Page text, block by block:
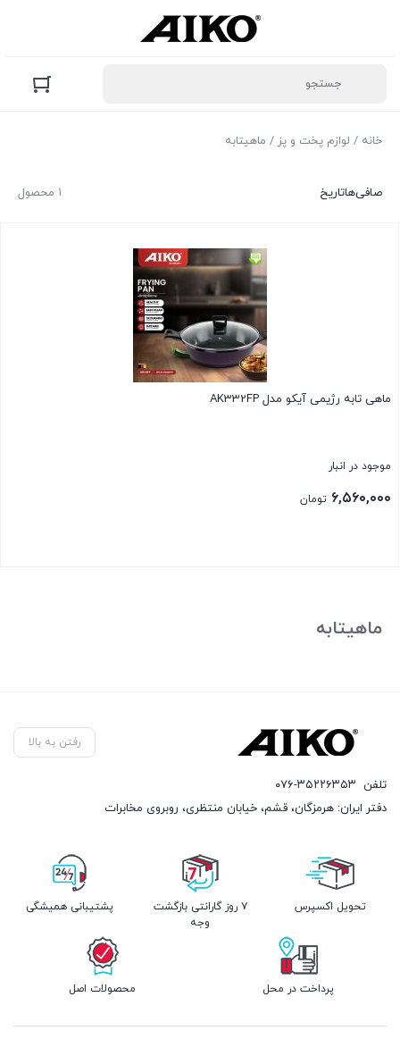
خانه / لوازم پخت و پز / ماهیتابه
۱ محصول صافی‌هاتاریخ
ماهی تابه رژیمی آیکو مدل AK332FP
موجود در انبار
۶,۵۶۰,۰۰۰ تومان
ماهیتابه
رفتن به بالا
تلفن ۰۷۶-۳۵۲۲۶۳۵۳
دفتر ایران: هرمزگان، قشم، خیابان منتظری، روبروی مخابرات
تحویل اکسپرس
۷ روز گارانتی بازگشت
وجه
پشتیبانی همیشگی
پرداخت در محل محصولات اصل